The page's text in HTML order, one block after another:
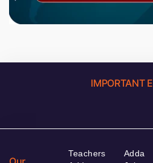
IMPORTANT
Teachers
Adda